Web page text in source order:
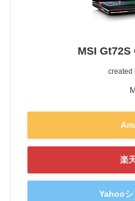
MSI Gt72S
created
楽
Yahooシ